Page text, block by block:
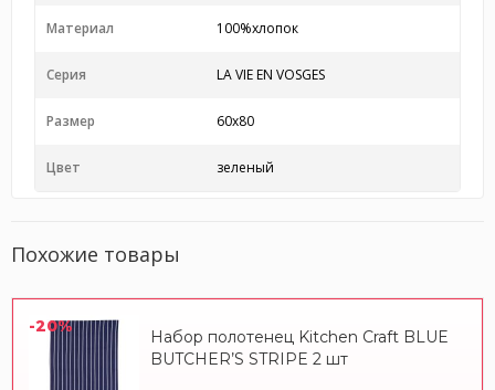
Материал 100%хлопок
Серия LA VIE EN VOSGES
Размер 60х80
Цвет зеленый
Похожие товары
-20%
Набор полотенец Kitchen Craft BLUE
BUTCHER’S STRIPE 2 шт